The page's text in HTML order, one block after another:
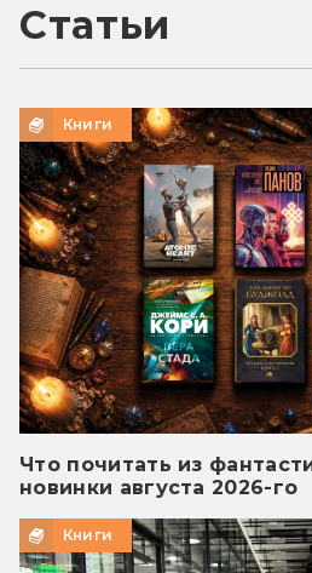
Статьи
Книги
Что почитать из
новинки августа 2026-го
Книги